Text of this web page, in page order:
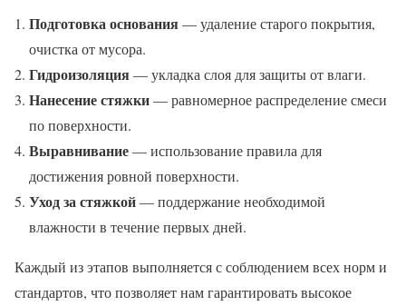
Подготовка основания— удаление старого покрытия,
очистка от мусора.
Гидроизоляция— укладка слоя для защиты от влаги.
Нанесение стяжки— равномерное распределение смеси
по поверхности.
Выравнивание— использование правила для
достижения ровной поверхности.
Уход за стяжкой— поддержание необходимой
влажности в течение первых дней.
Каждый из этапов выполняется с соблюдением всех норм и
стандартов, что позволяет нам гарантировать высокое